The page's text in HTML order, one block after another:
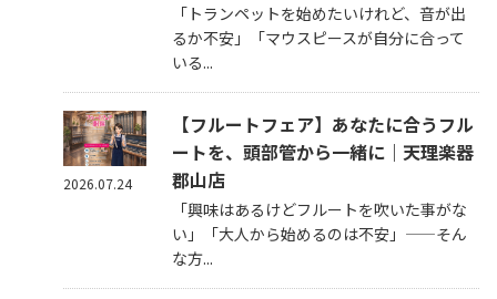
「トランペットを始めたいけれど、音が出
るか不安」「マウスピースが自分に合って
いる...
【フルートフェア】あなたに合うフル
ートを、頭部管から一緒に｜天理楽器
郡山店
「興味はあるけどフルートを吹いた事がな
い」「大人から始めるのは不安」——そん
な方...
2026.07.24